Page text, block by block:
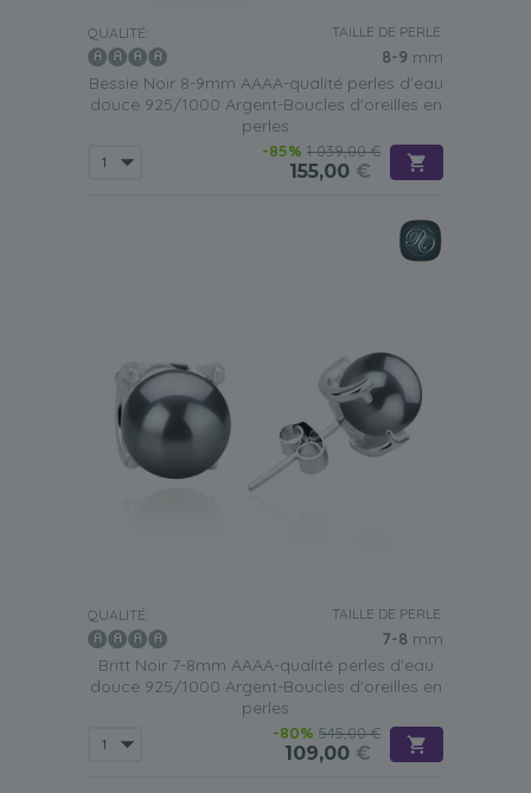
QUALITÉ: TAILLE DE PERLE:
8-9 mm
Bessie Noir 8-9mm AAAA-qualité perles d'eau
douce 925/1000 Argent-Boucles d'oreilles en
perles
-85% 1 039,00 €
155,00 €
QUALITÉ: TAILLE DE PERLE:
7-8 mm
Britt Noir 7-8mm AAAA-qualité perles d'eau
douce 925/1000 Argent-Boucles d'oreilles en
perles
-80% 545,00 €
109,00 €